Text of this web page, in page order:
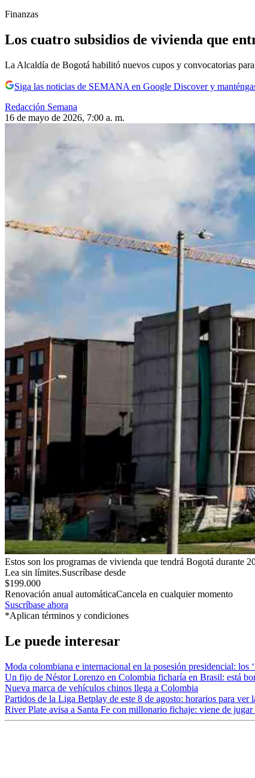
Finanzas
Los cuatro subsidios de vivienda que
La Alcaldía de Bogotá habilitó nuevos cupos y convocatorias
Siga las noticias de SEMANA en Google Discover y
Redacción Semana
16 de mayo de 2026, 7:00 a. m.
Estos son los programas de vivienda que tendrá Bogotá durante
Lea sin límites.Suscríbase desde
$199.000
Renovación anual automáticaCancela en cualquier momento
Suscríbase ahora
*Aplican términos y condiciones
Le puede interesar
Moda colombiana e internacional en la posesión presidencial: los
Un fijo de Néstor Lorenzo en Colombia ficharía en Brasil: está
Nueva marca de vehículos chinos llega a Colombia
Partidos de la Liga Betplay de este 8 de agosto: horarios para ver
River Plate avisa a Santa Fe con millonario fichaje: viene de